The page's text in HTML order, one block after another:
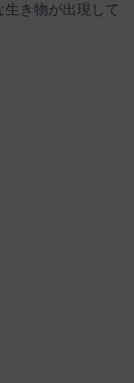
き物が出現して